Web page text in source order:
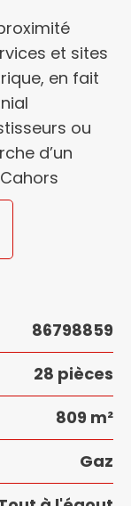
et sites
en fait
ou
d’un
86798859
28 pièces
809 m²
Gaz